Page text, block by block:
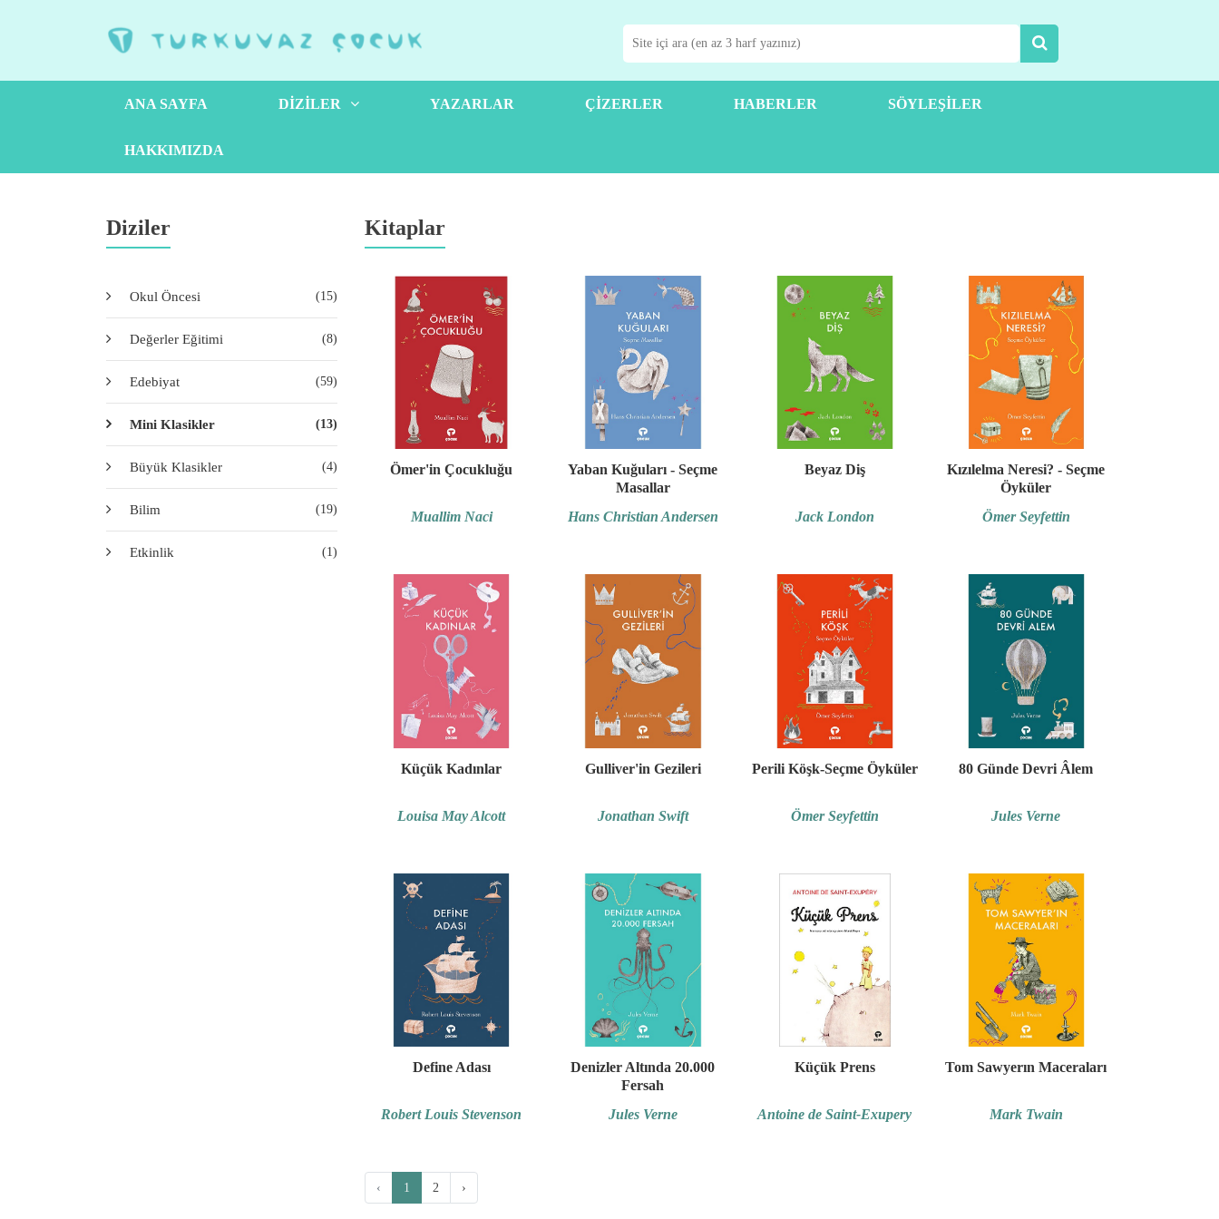
ANA SAYFA DIZILER YAZARLAR ÇIZERLER HABERLER SÖYLEŞILER
HAKKIMIZDA
Diziler
Okul Öncesi (15)
Değerler Eğitimi (8)
Edebiyat (59)
Mini Klasikler (13)
Büyük Klasikler (4)
Bilim (19)
Etkinlik (1)
Kitaplar
Ömer'in Çocukluğu
Muallim Naci
Yaban Kuğuları - Seçme
Masallar
Hans Christian Andersen
Beyaz Diş
Jack London
Kızılelma Neresi? - Seçme
Öyküler
Ömer Seyfettin
Küçük Kadınlar
Louisa May Alcott
Gulliver'in Gezileri
Jonathan Swift
Perili Köşk-Seçme Öyküler
Ömer Seyfettin
80 Günde Devri Âlem
Jules Verne
Define Adası
Robert Louis Stevenson
Denizler Altında 20.000
Fersah
Jules Verne
Küçük Prens
Antoine de Saint-Exupery
Tom Sawyerın Maceraları
Mark Twain
‹ 1 2 ›